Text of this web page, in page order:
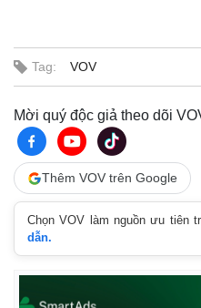
Tag: VOV
Mời quý độc giả theo dõi
Thêm VOV trên Google
Chọn VOV làm nguồn ưu tiên
dẫn.